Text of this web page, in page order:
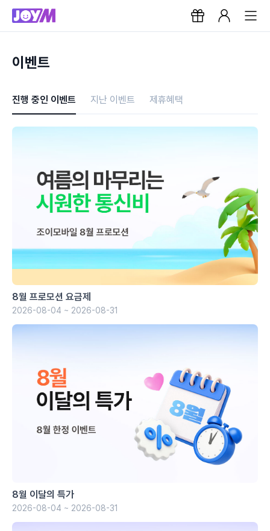
이벤트
진행 중인 이벤트 지난 이벤트 제휴혜택
8월 프로모션 요금제
2026-08-04 ~ 2026-08-31
8월 이달의 특가
2026-08-04 ~ 2026-08-31